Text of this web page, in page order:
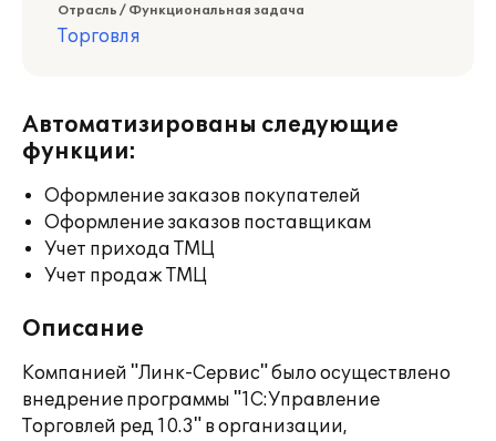
Отрасль / Функциональная задача
Торговля
Автоматизированы следующие
функции:
Оформление заказов покупателей
Оформление заказов поставщикам
Учет прихода ТМЦ
Учет продаж ТМЦ
Описание
Компанией "Линк-Сервис" было осуществлено
внедрение программы "1С:Управление
Торговлей ред 10.3" в организации,